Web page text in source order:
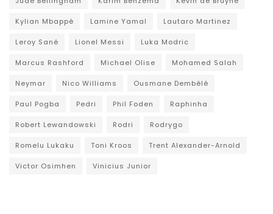
Kylian Mbappé Lamine Yamal Lautaro Martinez
Leroy Sané Lionel Messi Luka Modric
Marcus Rashford Michael Olise Mohamed Salah
Neymar Nico Williams Ousmane Dembélé
Paul Pogba Pedri Phil Foden Raphinha
Robert Lewandowski Rodri Rodrygo
Romelu Lukaku Toni Kroos Trent Alexander-Arnold
Victor Osimhen Vinicius Junior